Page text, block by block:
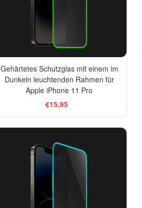
Gehärtetes Schutzglas mit einem im
Dunkeln leuchtenden Rahmen für
Apple iPhone 11 Pro
€15,95